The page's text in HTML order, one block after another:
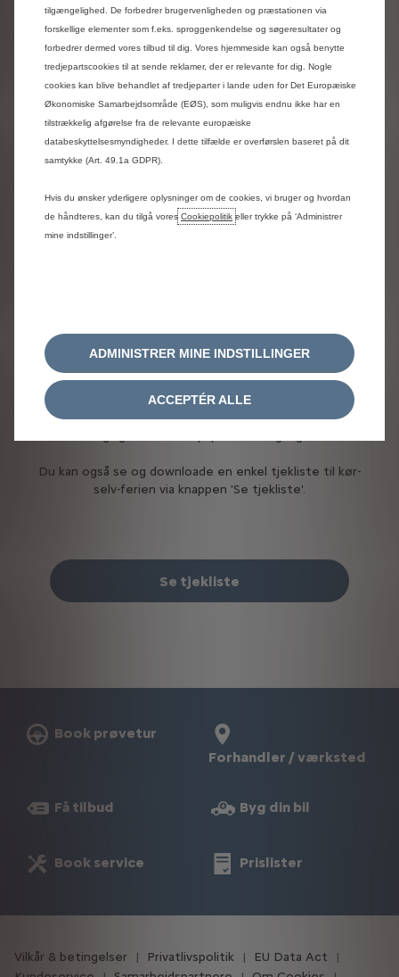
Har du husket?
punkter, der er vigtige at forberede.
forbundet med kørsel i det pågældende land.
Herunder får du en liste med de punkter, som er ekstra
Du kan også se og downloade en enkel tjekliste til kør-
selv-ferien via knappen 'Se tjekliste'.
Se tjekliste
Book prøvetur
Forhandler / værksted
Få tilbud Byg din bil
Book service Prislister
Vilkår & betingelser Privatlivspolitik
EU Data Act
tilgængelighed. De forbedrer brugervenligheden og præstationen via
forskellige elementer som f.eks. sproggenkendelse og søgeresultater og
forbedrer dermed vores tilbud til dig. Vores hjemmeside kan også benytte
tredjepartscookies til at sende reklamer, der er relevante for dig. Nogle
cookies kan blive behandlet af tredjeparter i lande uden for Det Europæiske
Økonomiske Samarbejdsområde (EØS), som muligvis endnu ikke har en
tilstrækkelig afgørelse fra de relevante europæiske
databeskyttelsesmyndigheder. I dette tilfælde er overførslen baseret på dit
samtykke (Art. 49.1a GDPR).
Hvis du ønsker yderligere oplysninger om de cookies, vi bruger og hvordan
de håndteres, kan du tilgå vores Cookiepolitik eller trykke på ‘Administrer
mine indstillinger’.
ADMINISTRER MINE INDSTILLINGER
ACCEPTÉR ALLE